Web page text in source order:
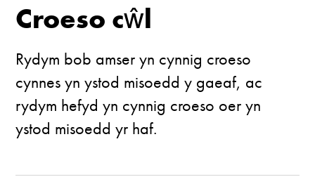
Croeso cŵl
Rydym bob amser yn cynnig croeso
cynnes yn ystod misoedd y gaeaf, ac
rydym hefyd yn cynnig croeso oer yn
ystod misoedd yr haf.